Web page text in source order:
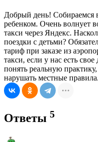
Добрый день! Собираемся
ребенком. Очень волнует
такси через Яндекс.
поездки с детьми?
тариф при заказе из
такси, если у нас есть
понять реальную
нарушать местные
Ответы 5